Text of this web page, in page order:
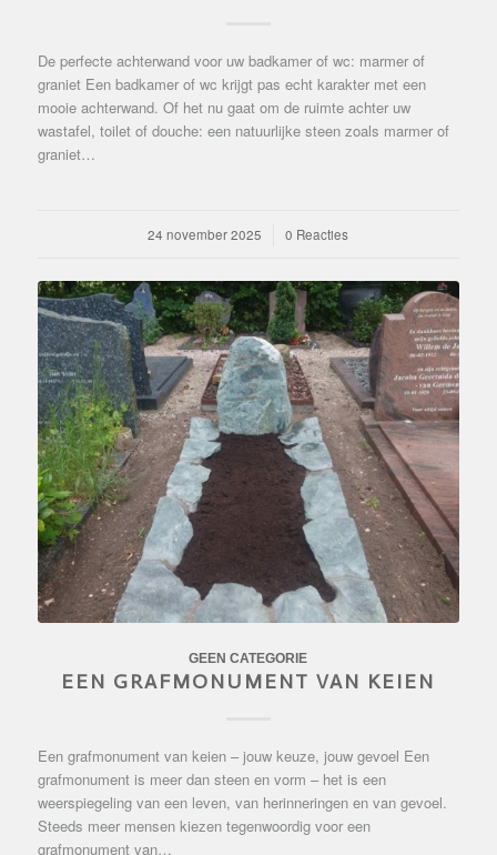
De perfecte achterwand voor uw badkamer of wc: marmer of
graniet Een badkamer of wc krijgt pas echt karakter met een
mooie achterwand. Of het nu gaat om de ruimte achter uw
wastafel, toilet of douche: een natuurlijke steen zoals marmer of
graniet…
24 november 2025
/ 0 Reacties
GEEN CATEGORIE
EEN GRAFMONUMENT VAN KEIEN
Een grafmonument van keien – jouw keuze, jouw gevoel Een
grafmonument is meer dan steen en vorm – het is een
weerspiegeling van een leven, van herinneringen en van gevoel.
Steeds meer mensen kiezen tegenwoordig voor een
grafmonument van…